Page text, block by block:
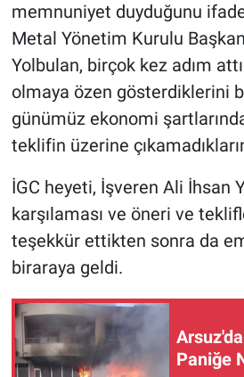
memnuniyet duyduğunu
Metal Yönetim Kurulu
Yolbulan, birçok kez adım
olmaya özen gösterdiklerini
günümüz ekonomi
teklifin üzerine
İGC heyeti, İşveren Ali İhsan
karşılaması ve öneri ve
teşekkür ettikten sonra da
biraraya geldi.
Arsuz'da
Paniğe